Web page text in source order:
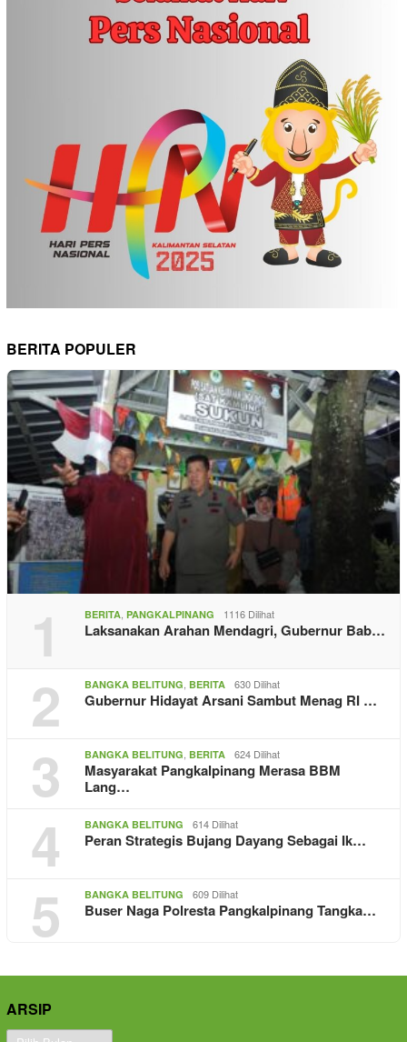
BERITA POPULER
1 BERITA PANGKALPINANG 1116 Dilihat
Laksanakan Arahan Mendagri, Gubernur Bab…
2 BANGKA BELITUNG BERITA 630 Dilihat
Gubernur Hidayat Arsani Sambut Menag RI …
3 BANGKA BELITUNG BERITA 624 Dilihat
Masyarakat Pangkalpinang Merasa BBM
Lang…
4 BANGKA BELITUNG 614 Dilihat
Peran Strategis Bujang Dayang Sebagai Ik…
5 BANGKA BELITUNG 609 Dilihat
Buser Naga Polresta Pangkalpinang Tangka…
ARSIP
Arsip